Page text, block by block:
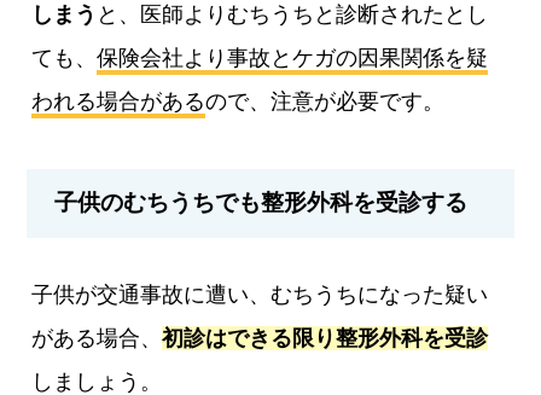
しまう と、医師よりむちうちと診断されたとし
ても、保険会社より事故とケガの因果関係を疑
われる場合があるので、注意が必要です。
子供のむちうちでも整形外科を受診する
子供が交通事故に遭い、むちうちになった疑い
がある場合、初診はできる限り整形外科を受診
しましょう。